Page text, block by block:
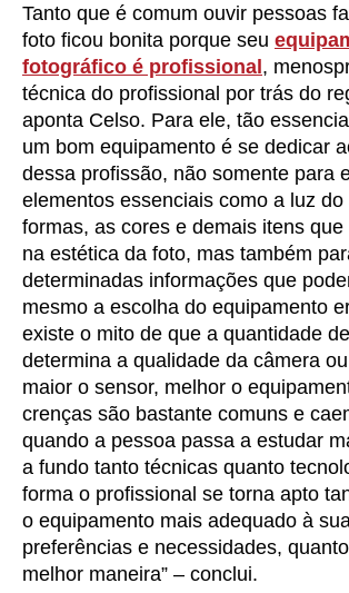
Tanto que é comum ouvir pessoas
foto ficou bonita porque seu
fotográfico é profissional ,
técnica do profissional por trás do
aponta Celso. Para ele, tão
um bom equipamento é se dedicar
dessa profissão, não somente para
elementos essenciais como a luz
formas, as cores e demais itens que
na estética da foto, mas também
determinadas informações que
mesmo a escolha do equipamento
existe o mito de que a quantidade
determina a qualidade da câmera
maior o sensor, melhor o
crenças são bastante comuns e
quando a pessoa passa a estudar
a fundo tanto técnicas quanto
forma o profissional se torna apto
o equipamento mais adequado à
preferências e necessidades,
melhor maneira” – conclui.